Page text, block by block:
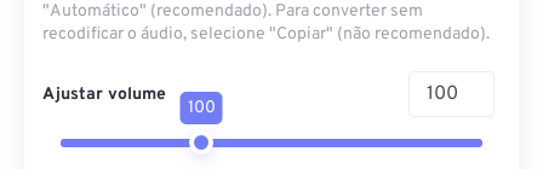
"Automático" (recomendado). Para converter sem
recodificar o áudio, selecione "Copiar" (não recomendado).
Ajustar volume
100